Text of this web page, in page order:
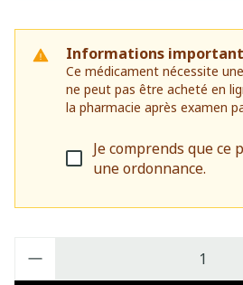
Informations
Ce médicament nécessite
ne peut pas être acheté en
la pharmacie après examen
Je comprends que ce
une ordonnance.